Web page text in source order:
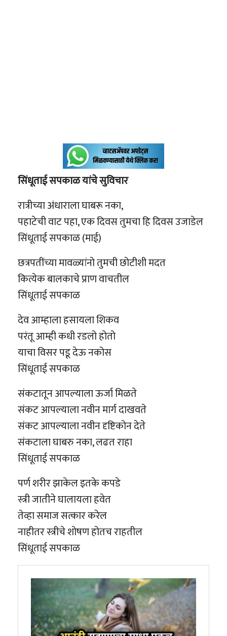
सिंधूताई सपकाळ यांचे सुविचार
रात्रीच्या अंधाराला घाबरू नका,
पहाटेची वाट पहा, एक दिवस तुमचा हि दिवस उजाडेल
सिंधूताई सपकाळ (माई)
छत्रपतींच्या मावळ्यांनो तुमची छोटीशी मदत
कित्येक बालकाचे प्राण वाचतील
सिंधूताई सपकाळ
देव आम्हाला हसायला शिकव
परंतू आम्ही कधी रडलो होतो
याचा विसर पडू देऊ नकोस
सिंधूताई सपकाळ
संकटातून आपल्याला ऊर्जा मिळते
संकट आपल्याला नवीन मार्ग दाखवते
संकट आपल्याला नवीन दृष्टिकोन देते
संकटाला घाबरु नका, लढत राहा
सिंधूताई सपकाळ
पर्ण शरीर झाकेल इतके कपडे
स्त्री जातीने घालायला हवेत
तेव्हा समाज सत्कार करेल
नाहीतर स्त्रीचे शोषण होतच राहतील
सिंधूताई सपकाळ